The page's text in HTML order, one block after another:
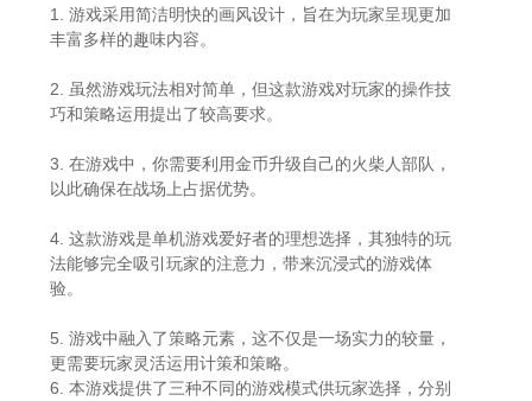
1. 游戏采用简洁明快的画风设计，旨在为玩家呈现更加
丰富多样的趣味内容。
2. 虽然游戏玩法相对简单，但这款游戏对玩家的操作技
巧和策略运用提出了较高要求。
3. 在游戏中，你需要利用金币升级自己的火柴人部队，
以此确保在战场上占据优势。
4. 这款游戏是单机游戏爱好者的理想选择，其独特的玩
法能够完全吸引玩家的注意力，带来沉浸式的游戏体
验。
5. 游戏中融入了策略元素，这不仅是一场实力的较量，
更需要玩家灵活运用计策和策略。
6. 本游戏提供了三种不同的游戏模式供玩家选择，分别